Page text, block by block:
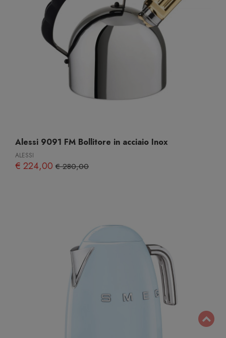
Alessi 9091 FM Bollitore in acciaio Inox
ALESSI
€ 224,00 € 280,00